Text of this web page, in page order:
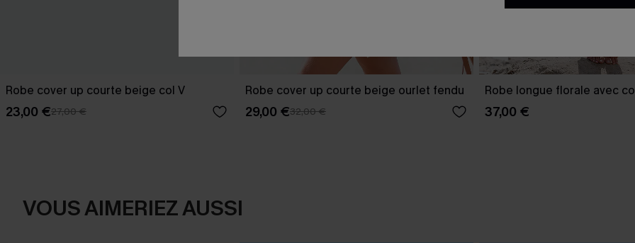
Robe cover up courte beige col V
23,00 €27,00 €
Robe cover up courte beige ourlet fendu
29,00 €32,00 €
Robe longue florale avec
37,00 €
VOUS AIMERIEZ AUSSI